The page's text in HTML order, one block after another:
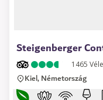
Steigenberger
1465
Kiel, Németország